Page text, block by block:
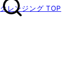
クレンジング TOP